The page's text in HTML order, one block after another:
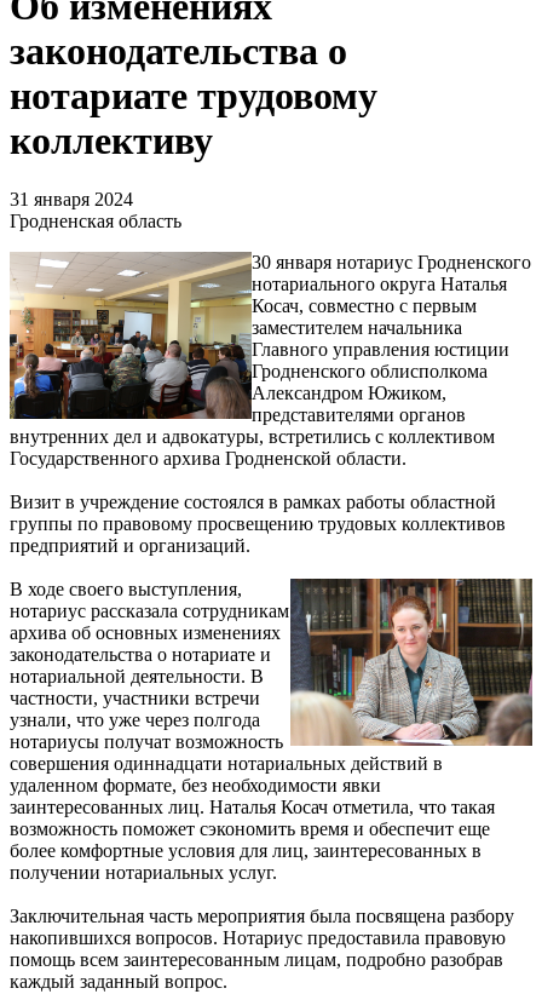
законодательства о
нотариате трудовому
коллективу
31 января 2024
Гродненская область
30 января нотариус Гродненского
нотариального округа Наталья
Косач, совместно с первым
заместителем начальника
Главного управления юстиции
Гродненского облисполкома
Александром Южиком,
представителями органов
внутренних дел и адвокатуры, встретились с коллективом
Государственного архива Гродненской области.
Визит в учреждение состоялся в рамках работы областной
группы по правовому просвещению трудовых коллективов
предприятий и организаций.
В ходе своего выступления,
нотариус рассказала сотрудникам
архива об основных изменениях
законодательства о нотариате и
нотариальной деятельности. В
частности, участники встречи
узнали, что уже через полгода
нотариусы получат возможность
совершения одиннадцати нотариальных действий в
удаленном формате, без необходимости явки
заинтересованных лиц. Наталья Косач отметила, что такая
возможность поможет сэкономить время и обеспечит еще
более комфортные условия для лиц, заинтересованных в
получении нотариальных услуг.
Заключительная часть мероприятия была посвящена разбору
накопившихся вопросов. Нотариус предоставила правовую
помощь всем заинтересованным лицам, подробно разобрав
каждый заданный вопрос.